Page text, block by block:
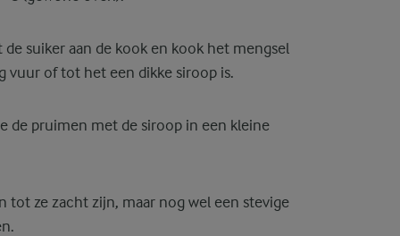
suiker aan de kook en kook het mengsel
of tot het een dikke siroop is.
de pruimen met de siroop in een kleine
tot ze zacht zijn, maar nog wel een stevige